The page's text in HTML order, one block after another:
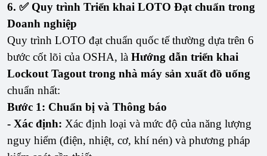
6. ✅ Quy trình Triển khai LOTO Đạt chuẩn trong
Doanh nghiệp
Quy trình LOTO đạt chuẩn quốc tế thường dựa trên 6
bước cốt lõi của OSHA, là Hướng dẫn triển khai
Lockout Tagout trong nhà máy sản xuất đồ uống
chuẩn nhất:
Bước 1: Chuẩn bị và Thông báo
- Xác định: Xác định loại và mức độ của năng lượng
nguy hiểm (điện, nhiệt, cơ, khí nén) và phương pháp